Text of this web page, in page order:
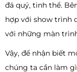
đá quý, tinh thể.
hợp với show trình
với những màn
Vậy, để nhận biết
chúng ta cần làm